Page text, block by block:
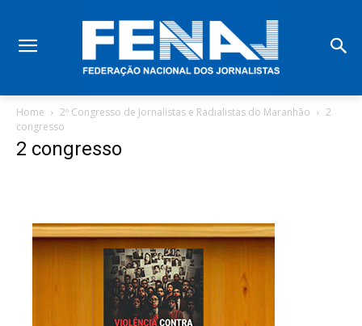
Home 2º Congresso de Jornalistas e Radialistas do Maranhão
2
congresso
2 congresso